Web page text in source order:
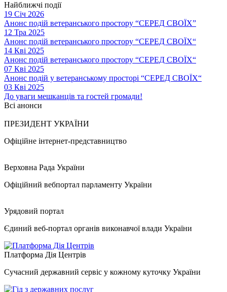
Найближчі події
19 Січ 2026
Анонс подій ветеранського простору “СЕРЕД СВОЇХ”
12 Тра 2025
Анонс подій ветеранського простору “СЕРЕД СВОЇХ“
14 Кві 2025
Анонс подій ветеранського простору “СЕРЕД СВОЇХ“
07 Кві 2025
Анонс подій у ветеранському просторі “СЕРЕД СВОЇХ“
03 Кві 2025
До уваги мешканців та гостей громади!
Всі анонси
ПРЕЗИДЕНТ УКРАЇНИ
Офіційне інтернет-представництво
Верховна Рада України
Офіційний вебпортал парламенту України
Урядовий портал
Єдиний веб-портал органів виконавчої влади України
Платформа Дія Центрів
Сучасний державний сервіс у кожному куточку України